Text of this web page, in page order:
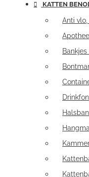
KATTEN
Anti